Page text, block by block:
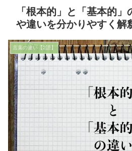
「根本的」と「基本的
や違いを分かりやすく解
言葉の違い【2語】